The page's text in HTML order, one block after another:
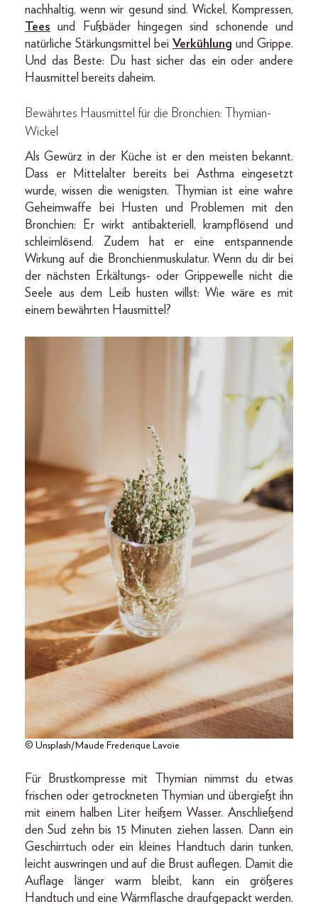
nachhaltig, wenn wir gesund sind. Wickel, Kompressen,
Tees und Fußbäder hingegen sind schonende und
natürliche Stärkungsmittel bei Verkühlung und Grippe.
Und das Beste: Du hast sicher das ein oder andere
Hausmittel bereits daheim.
Bewährtes Hausmittel für die Bronchien: Thymian-
Wickel
Als Gewürz in der Küche ist er den meisten bekannt.
Dass er Mittelalter bereits bei Asthma eingesetzt
wurde, wissen die wenigsten. Thymian ist eine wahre
Geheimwaffe bei Husten und Problemen mit den
Bronchien: Er wirkt antibakteriell, krampflösend und
schleimlösend. Zudem hat er eine entspannende
Wirkung auf die Bronchienmuskulatur. Wenn du dir bei
der nächsten Erkältungs- oder Grippewelle nicht die
Seele aus dem Leib husten willst: Wie wäre es mit
einem bewährten Hausmittel?
© Unsplash/Maude Frederique Lavoie
Für Brustkompresse mit Thymian nimmst du etwas
frischen oder getrockneten Thymian und übergießt ihn
mit einem halben Liter heißem Wasser. Anschließend
den Sud zehn bis 15 Minuten ziehen lassen. Dann ein
Geschirrtuch oder ein kleines Handtuch darin tunken,
leicht auswringen und auf die Brust auflegen. Damit die
Auflage länger warm bleibt, kann ein größeres
Handtuch und eine Wärmflasche draufgepackt werden.